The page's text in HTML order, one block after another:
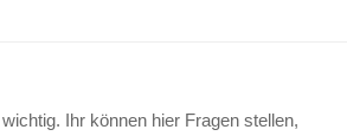
Ihr können hier Fragen stellen,